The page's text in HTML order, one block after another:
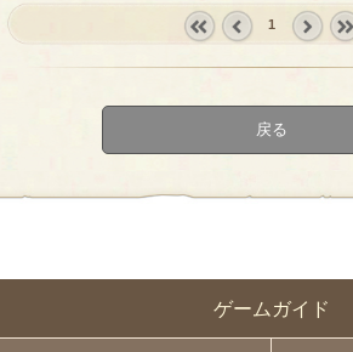
ゲームガイド
1
戻る